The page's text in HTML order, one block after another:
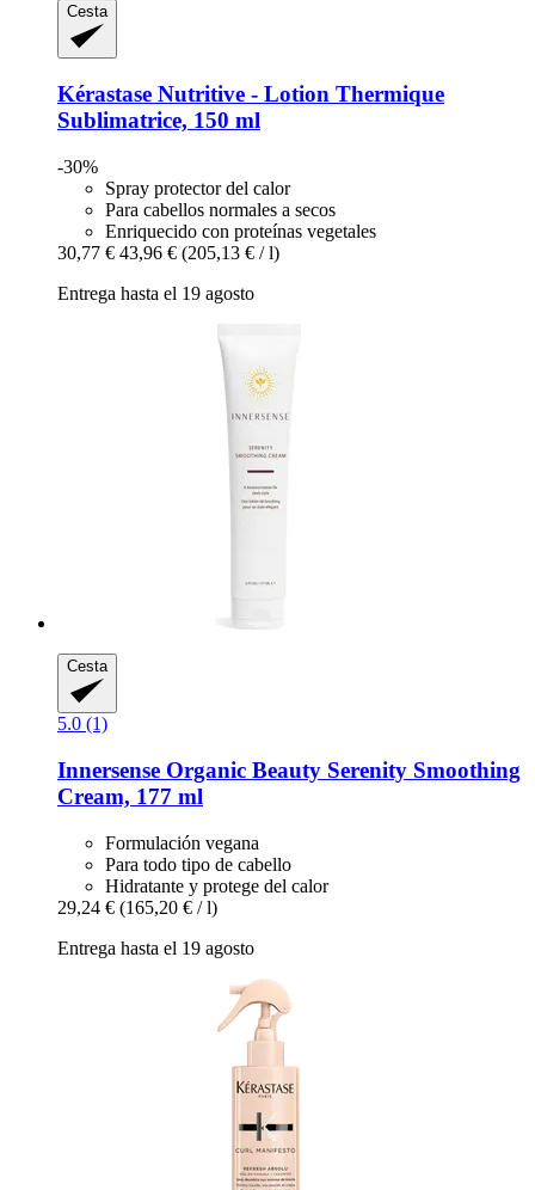
Cesta
Kérastase Nutritive -​ Lotion Thermique
Sublimatrice, 150 ml
-30%
Spray protector del calor
Para cabellos normales a secos
Enriquecido con proteínas vegetales
30,77 € 43,96 € (205,13 € / l)
Entrega hasta el 19 agosto
Cesta
5.0 (1)
Innersense Organic Beauty Serenity Smoothing
Cream, 177 ml
Formulación vegana
Para todo tipo de cabello
Hidratante y protege del calor
29,24 € (165,20 € / l)
Entrega hasta el 19 agosto